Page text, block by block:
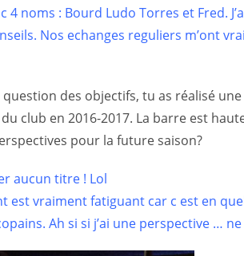
4 noms : Bourd Ludo Torres et Fred.
Nos echanges reguliers m’ont
des objectifs, tu as réalisé
club en 2016-2017. La barre est
pour la future saison?
aucun titre ! Lol
est vraiment fatiguant car c est en
Ah si si j’ai une perspective …